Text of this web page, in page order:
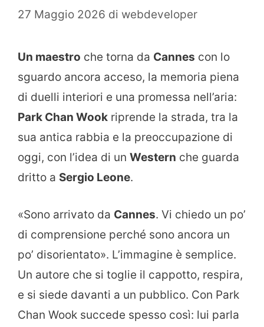
27 Maggio 2026 di webdeveloper
Un maestro che torna da Cannes con lo
sguardo ancora acceso, la memoria piena
di duelli interiori e una promessa nell’aria:
Park Chan Wook riprende la strada, tra la
sua antica rabbia e la preoccupazione di
oggi, con l’idea di un Western che guarda
dritto a Sergio Leone.
«Sono arrivato da Cannes. Vi chiedo un po’
di comprensione perché sono ancora un
po’ disorientato». L’immagine è semplice.
Un autore che si toglie il cappotto, respira,
e si siede davanti a un pubblico. Con Park
Chan Wook succede spesso così: lui parla